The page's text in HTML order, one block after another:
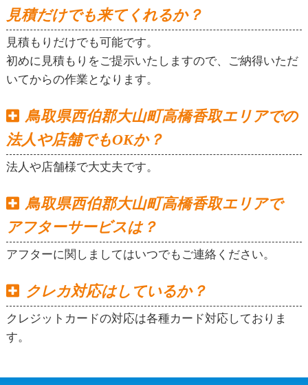
見積だけでも来てくれるか？
見積もりだけでも可能です。
初めに見積もりをご提示いたしますので、ご納得いただ
いてからの作業となります。
鳥取県西伯郡大山町高橋香取エリアでの
法人や店舗でもOKか？
法人や店舗様で大丈夫です。
鳥取県西伯郡大山町高橋香取エリアで
アフターサービスは？
アフターに関しましてはいつでもご連絡ください。
クレカ対応はしているか？
クレジットカードの対応は各種カード対応しておりま
す。